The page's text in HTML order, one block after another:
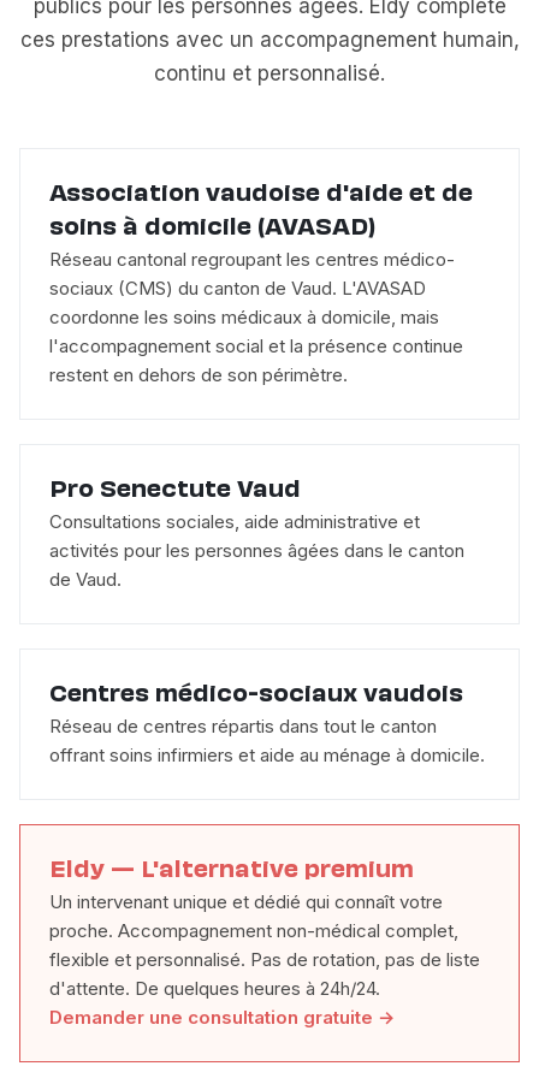
publics pour les personnes âgées. Eldy complète
ces prestations avec un accompagnement humain,
continu et personnalisé.
Association vaudoise d'aide et de
soins à domicile (AVASAD)
Réseau cantonal regroupant les centres médico-
sociaux (CMS) du canton de Vaud. L'AVASAD
coordonne les soins médicaux à domicile, mais
l'accompagnement social et la présence continue
restent en dehors de son périmètre.
Pro Senectute Vaud
Consultations sociales, aide administrative et
activités pour les personnes âgées dans le canton
de Vaud.
Centres médico-sociaux vaudois
Réseau de centres répartis dans tout le canton
offrant soins infirmiers et aide au ménage à domicile.
Eldy — L'alternative premium
Un intervenant unique et dédié qui connaît votre
proche. Accompagnement non-médical complet,
flexible et personnalisé. Pas de rotation, pas de liste
d'attente. De quelques heures à 24h/24.
Demander une consultation gratuite →